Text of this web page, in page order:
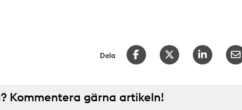
Dela
Kommentera gärna artikeln!